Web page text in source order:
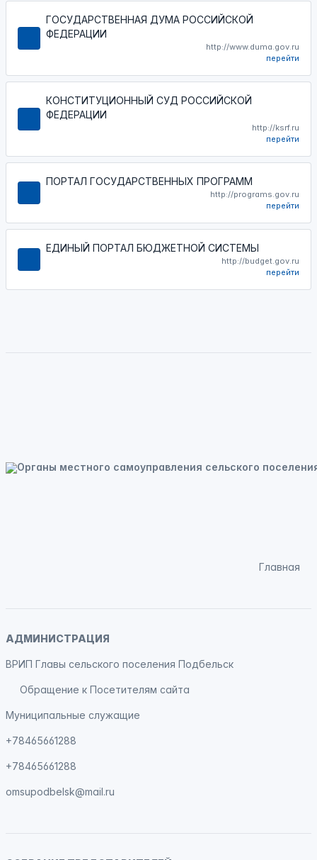
ГОСУДАРСТВЕННАЯ ДУМА РОССИЙСКОЙ
ФЕДЕРАЦИИ
http://www.duma.gov.ru
перейти
КОНСТИТУЦИОННЫЙ СУД РОССИЙСКОЙ
ФЕДЕРАЦИИ
http://ksrf.ru
перейти
ПОРТАЛ ГОСУДАРСТВЕННЫХ ПРОГРАММ
http://programs.gov.ru
перейти
ЕДИНЫЙ ПОРТАЛ БЮДЖЕТНОЙ СИСТЕМЫ
http://budget.gov.ru
перейти
Главная
АДМИНИСТРАЦИЯ
ВРИП Главы сельского поселения Подбельск
Обращение к Посетителям сайта
Муниципальные служащие
+78465661288
+78465661288
omsupodbelsk@mail.ru